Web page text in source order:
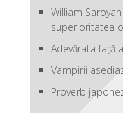
William
superioritatea
Adevărata față
Vampirii
Proverb